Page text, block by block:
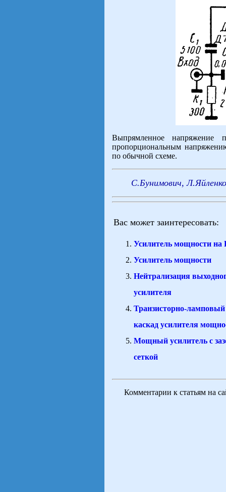
Выпрямленное напряжение
пропорциональным
по обычной схеме.
С.Бунимович,
Вас может заинтересовать:
Усилитель мощности на
Усилитель мощности
Нейтрализация
усилителя
Транзисторно-
каскад усилителя
Мощный усилитель с
сеткой
Комментарии к статьям на